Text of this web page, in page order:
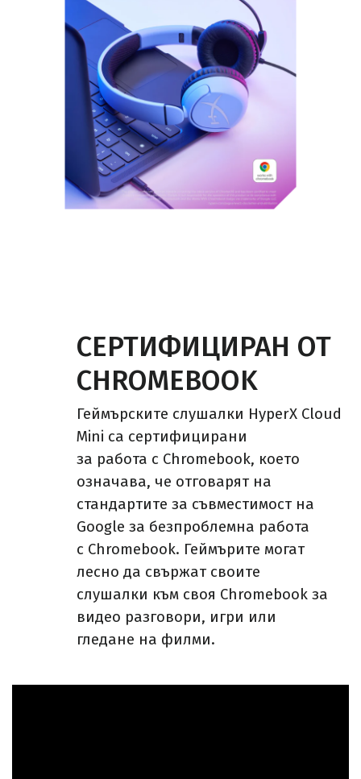
СЕРТИФИЦИРАН ОТ
CHROMEBOOK
Геймърските слушалки HyperX Cloud
Mini са сертифицирани
за работа с Chromebook, което
означава, че отговарят на
стандартите за съвместимост на
Google за безпроблемна работа
с Chromebook. Геймърите могат
лесно да свържат своите
слушалки към своя Chromebook за
видео разговори, игри или
гледане на филми.